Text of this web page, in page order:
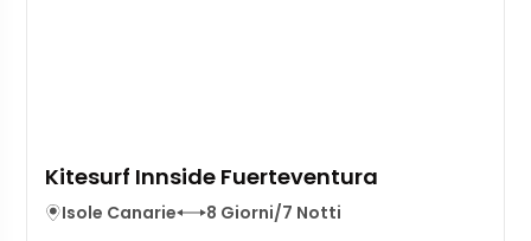
Kitesurf Innside Fuerteventura
Isole Canarie 8 Giorni/7 Notti